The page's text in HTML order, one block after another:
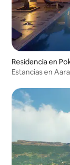
Residencia en
Estancias en